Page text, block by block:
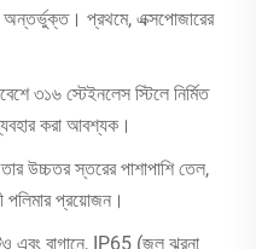
অন্তর্ভুক্ত। প্রথমে, এক্সপোজারের
৩১৬ স্টেইনলেস স্টিলে নির্মিত
করা আবশ্যক।
উচ্চতর স্তরের পাশাপাশি তেল,
পলিমার প্রয়োজন।
এবং বাগানে, IP65 (জল ঝরনা